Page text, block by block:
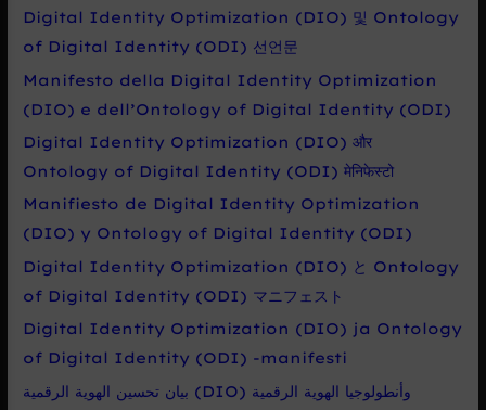
Digital Identity Optimization (DIO) 및 Ontology
of Digital Identity (ODI) 선언문
Manifesto della Digital Identity Optimization
(DIO) e dell’Ontology of Digital Identity (ODI)
Digital Identity Optimization (DIO) और
Ontology of Digital Identity (ODI) मेनिफेस्टो
Manifiesto de Digital Identity Optimization
(DIO) y Ontology of Digital Identity (ODI)
Digital Identity Optimization (DIO) と Ontology
of Digital Identity (ODI) マニフェスト
Digital Identity Optimization (DIO) ja Ontology
of Digital Identity (ODI) -manifesti
بيان تحسين الهوية الرقمية (DIO) وأنطولوجيا الهوية الرقمية